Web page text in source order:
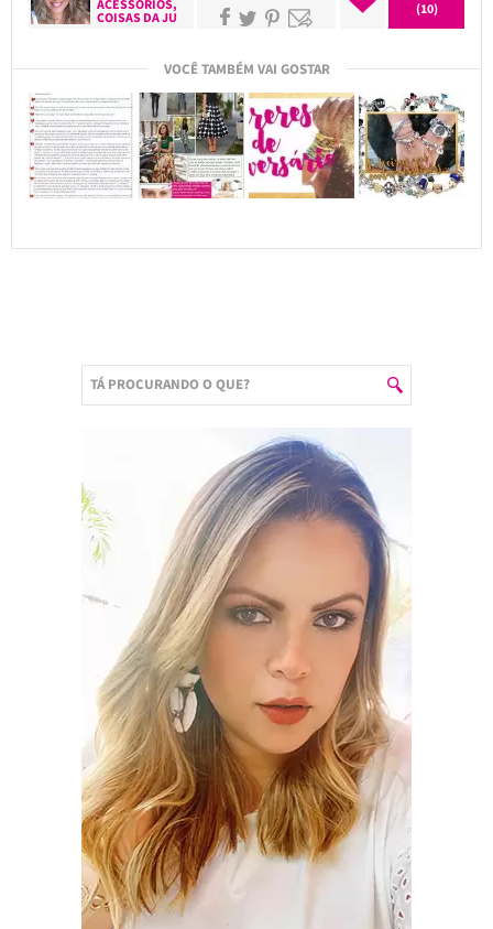
ACESSÓRIOS,
COISAS DA JU
(10)
VOCÊ TAMBÉM VAI GOSTAR